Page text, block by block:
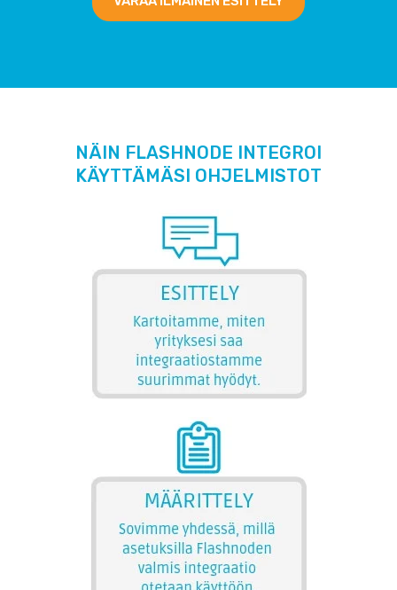
NÄIN FLASHNODE INTEGROI
KÄYTTÄMÄSI OHJELMISTOT